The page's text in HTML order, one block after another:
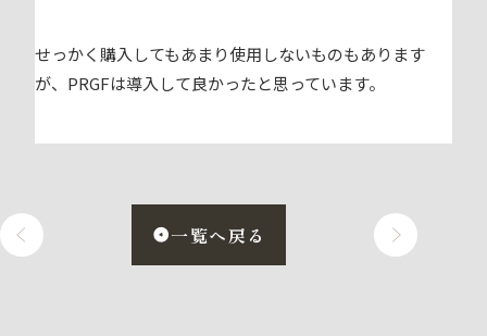
せっかく購入してもあまり使用しないものもあります
が、PRGFは導入して良かったと思っています。
一覧へ戻る